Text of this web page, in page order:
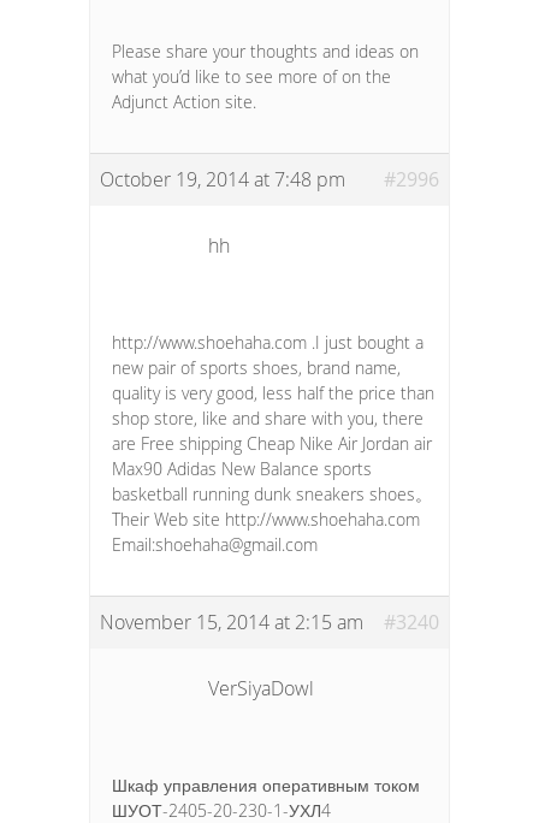
Please share your thoughts and ideas on
what you’d like to see more of on the
Adjunct Action site.
October 19, 2014 at 7:48 pm #2996
hh
http://www.shoehaha.com .I just bought a
new pair of sports shoes, brand name,
quality is very good, less half the price than
shop store, like and share with you, there
are Free shipping Cheap Nike Air Jordan air
Max90 Adidas New Balance sports
basketball running dunk sneakers shoes。
Their Web site http://www.shoehaha.com
Email:shoehaha@gmail.com
November 15, 2014 at 2:15 am #3240
VerSiyaDowl
Шкаф управления оперативным током
ШУОТ-2405-20-230-1-УХЛ4